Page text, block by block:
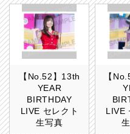
【No.52】13th
YEAR
BIRTHDAY
LIVE セレクト
生写真
【
LIVE